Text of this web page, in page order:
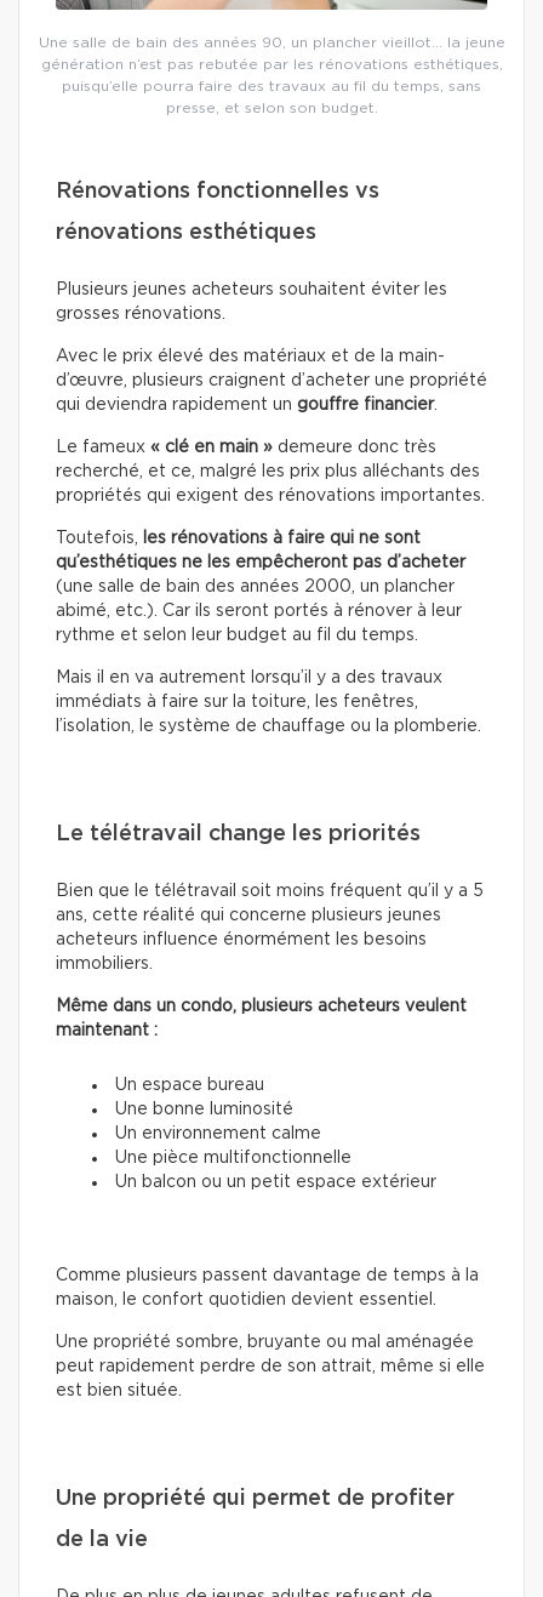
Une salle de bain des années 90, un plancher vieillot… la jeune
génération n’est pas rebutée par les rénovations esthétiques,
puisqu’elle pourra faire des travaux au fil du temps, sans
presse, et selon son budget.
Rénovations fonctionnelles vs
rénovations esthétiques
Plusieurs jeunes acheteurs souhaitent éviter les
grosses rénovations.
Avec le prix élevé des matériaux et de la main-
d’œuvre, plusieurs craignent d’acheter une propriété
qui deviendra rapidement un gouffre financier.
Le fameux « clé en main » demeure donc très
recherché, et ce, malgré les prix plus alléchants des
propriétés qui exigent des rénovations importantes.
Toutefois,
les rénovations à faire qui ne sont
qu’esthétiques ne les empêcheront pas d’acheter
(une salle de bain des années 2000, un plancher
abimé, etc.). Car ils seront portés à rénover à leur
rythme et selon leur budget au fil du temps.
Mais il en va autrement lorsqu’il y a des travaux
immédiats à faire sur la toiture, les fenêtres,
l’isolation, le système de chauffage ou la plomberie.
Le télétravail change les priorités
Bien que le télétravail soit moins fréquent qu’il y a 5
ans, cette réalité qui concerne plusieurs jeunes
acheteurs influence énormément les besoins
immobiliers.
Même dans un condo, plusieurs acheteurs veulent
maintenant :
Un espace bureau
Une bonne luminosité
Un environnement calme
Une pièce multifonctionnelle
Un balcon ou un petit espace extérieur
Comme plusieurs passent davantage de temps à la
maison, le confort quotidien devient essentiel.
Une propriété sombre, bruyante ou mal aménagée
peut rapidement perdre de son attrait, même si elle
est bien située.
Une propriété qui permet de profiter
de la vie